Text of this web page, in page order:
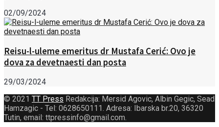
02/09/2024
Reisu-l-uleme emeritus dr Mustafa Cerić: Ovo je
dova za devetnaesti dan posta
29/03/2024
© 2021 TT Press Redakcija: Mersid Agovic, Albin Gegic, Sead
Hamzagic - Tel: 0628650111. Adresa: Ibarska br.20, 36320
Tutin, email: ttpressinfo@gmail.com